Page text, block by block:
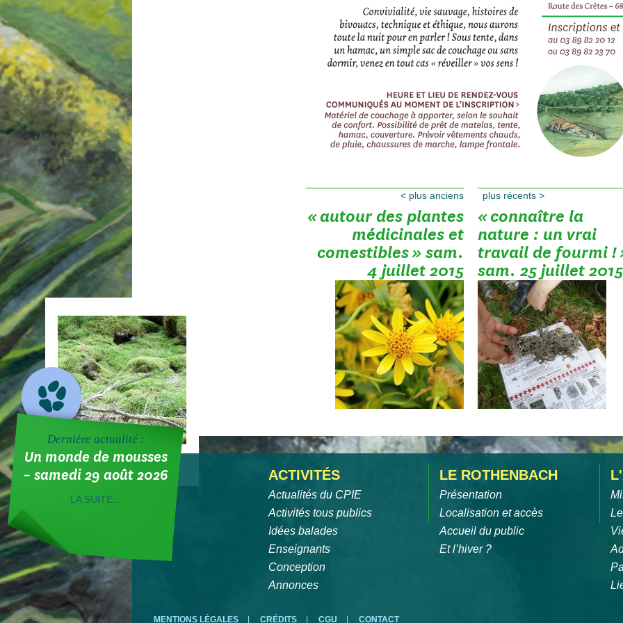
<plus anciens
« autour des plantes
médicinales et
comestibles » sam.
4 juillet 2015
plus récents >
« connaître la
nature : un vrai
travail de fourmi !
sam. 25 juillet 2015
ACTIVITÉS
Actualités du CPIE
Activités tous publics
Idées balades
Enseignants
Conception
Annonces
LE ROTHENBACH
Présentation
Localisation et accès
Accueil du public
Et l’hiver ?
MENTIONS LÉGALES | CRÉDITS | CGU | CONTACT
Dernière actualité :
Un monde de mousses
– samedi 29 août 2026
LA SUITE...